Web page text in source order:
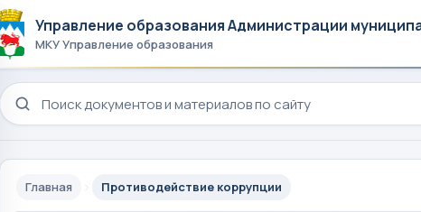
Управление образования Администрации
МКУ Управление образования
Поиск по сайту
Главная Противодействие коррупции